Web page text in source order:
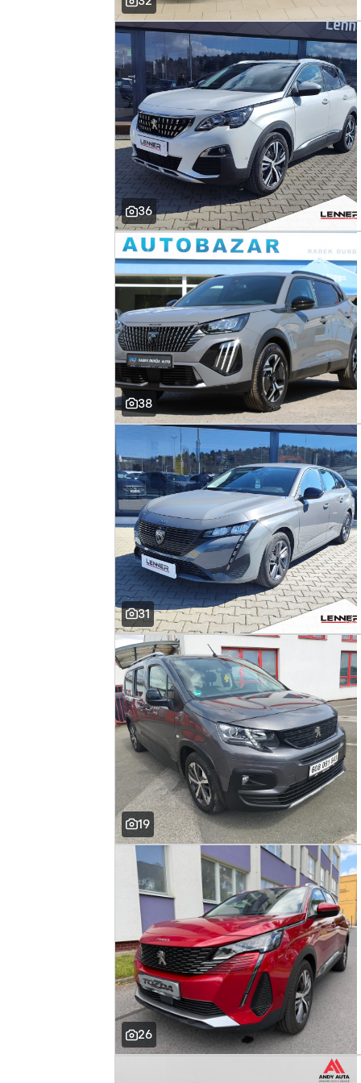
36
38
31
19
26